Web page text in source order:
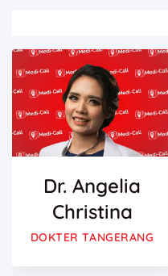
Dr. Angelia
Christina
DOKTER TANGERANG